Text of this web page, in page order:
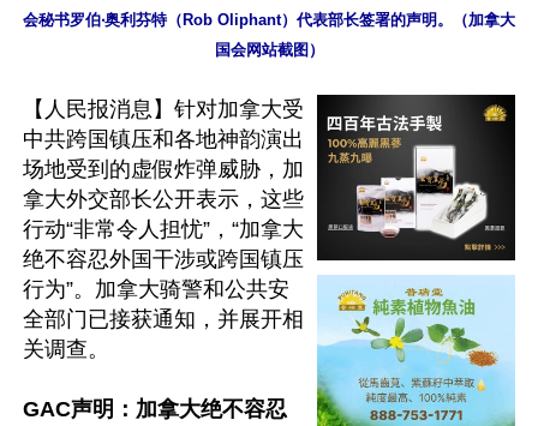
会秘书罗伯‧奥利芬特（Rob Oliphant）代表部长签署的声明。（加拿大
国会网站截图）
【人民报消息】针对加拿大受
中共跨国镇压和各地神韵演出
场地受到的虚假炸弹威胁，加
拿大外交部长公开表示，这些
行动“非常令人担忧”，“加拿大
绝不容忍外国干涉或跨国镇压
行为”。加拿大骑警和公共安
全部门已接获通知，并展开相
关调查。
GAC声明：加拿大绝不容忍